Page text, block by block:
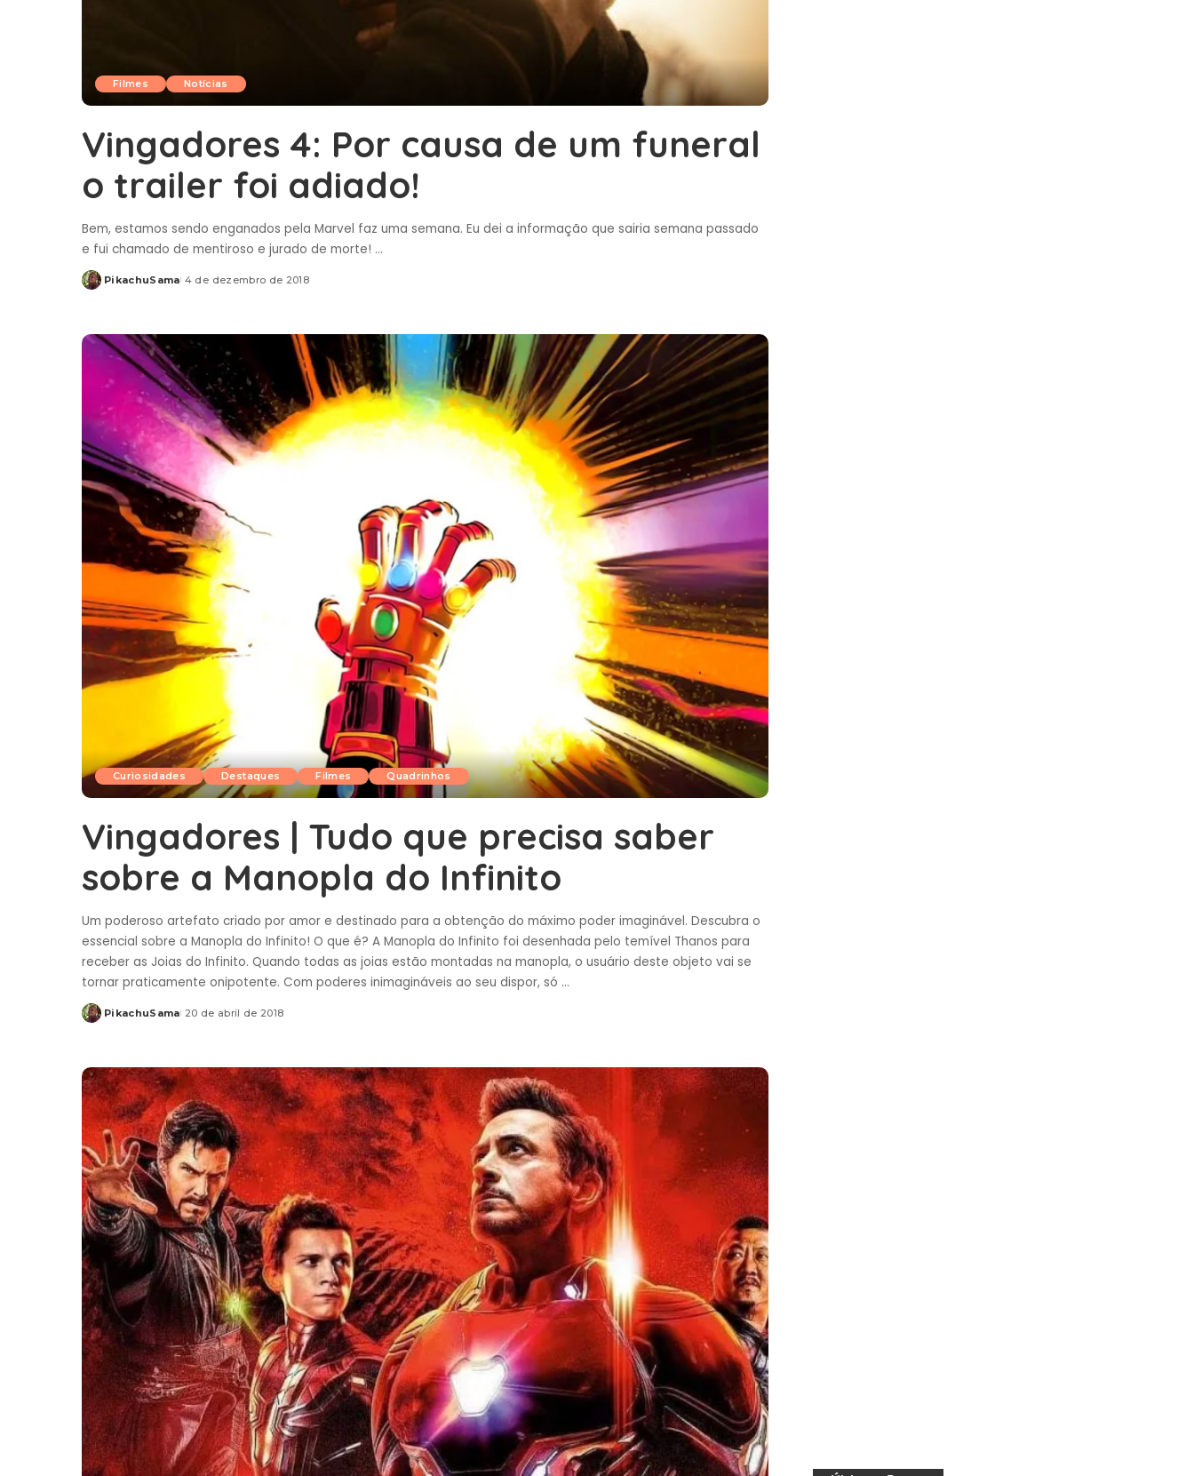
Filmes Notícias
Vingadores 4: Por causa de um funeral
o trailer foi adiado!
Bem, estamos sendo enganados pela Marvel faz uma semana. Eu dei a informação que sairia semana passado
e fui chamado de mentiroso e jurado de morte! ...
Posted
PikachuSama 4 de dezembro de 2018
Curiosidades Destaques Filmes Quadrinhos
Vingadores | Tudo que precisa saber
sobre a Manopla do Infinito
Um poderoso artefato criado por amor e destinado para a obtenção do máximo poder imaginável. Descubra o
essencial sobre a Manopla do Infinito! O que é? A Manopla do Infinito foi desenhada pelo temível Thanos para
receber as Joias do Infinito. Quando todas as joias estão montadas na manopla, o usuário deste objeto vai se
tornar praticamente onipotente. Com poderes inimagináveis ao seu dispor, só ...
Posted
PikachuSama 20 de abril de 2018